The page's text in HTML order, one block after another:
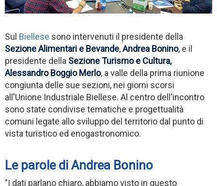
Sul Biellese sono intervenuti il presidente della
Sezione Alimentari e Bevande,Andrea Bonino, e il
presidente della Sezione Turismo e Cultura,
Alessandro Boggio Merlo, a valle della prima riunione
congiunta delle sue sezioni, nei giorni scorsi
all'Unione Industriale Biellese. Al centro dell'incontro
sono state condivise tematiche e progettualità
comuni legate allo sviluppo del territorio dal punto di
vista turistico ed enogastronomico.
Le parole di Andrea Bonino
"I dati parlano chiaro, abbiamo visto in questo